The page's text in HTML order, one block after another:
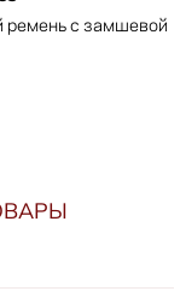
ремень с замшевой